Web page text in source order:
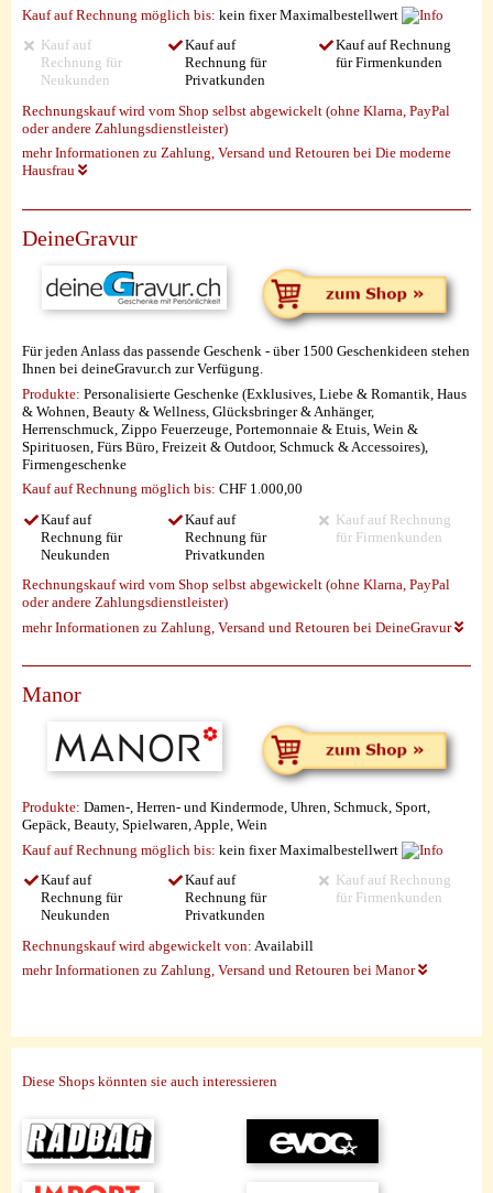
Kauf auf Rechnung möglich bis: kein fixer Maximalbestellwert
Kauf auf
Rechnung für
Neukunden
Kauf auf
Rechnung für
Privatkunden
Kauf auf Rechnung
für Firmenkunden
Rechnungskauf wird vom Shop selbst abgewickelt (ohne Klarna, PayPal
oder andere Zahlungsdienstleister)
mehr Informationen zu Zahlung, Versand und Retouren bei Die moderne
Hausfrau
DeineGravur
Für jeden Anlass das passende Geschenk - über 1500 Geschenkideen stehen
Ihnen bei deineGravur.ch zur Verfügung.
Produkte: Personalisierte Geschenke (Exklusives, Liebe & Romantik, Haus
& Wohnen, Beauty & Wellness, Glücksbringer & Anhänger,
Herrenschmuck, Zippo Feuerzeuge, Portemonnaie & Etuis, Wein &
Spirituosen, Fürs Büro, Freizeit & Outdoor, Schmuck & Accessoires),
Firmengeschenke
Kauf auf Rechnung möglich bis: CHF 1.000,00
Kauf auf
Rechnung für
Neukunden
Kauf auf
Rechnung für
Privatkunden
Kauf auf Rechnung
für Firmenkunden
Rechnungskauf wird vom Shop selbst abgewickelt (ohne Klarna, PayPal
oder andere Zahlungsdienstleister)
mehr Informationen zu Zahlung, Versand und Retouren bei DeineGravur
Manor
Produkte: Damen-, Herren- und Kindermode, Uhren, Schmuck, Sport,
Gepäck, Beauty, Spielwaren, Apple, Wein
Kauf auf Rechnung möglich bis: kein fixer Maximalbestellwert
Kauf auf
Rechnung für
Neukunden
Kauf auf
Rechnung für
Privatkunden
Kauf auf Rechnung
für Firmenkunden
Rechnungskauf wird abgewickelt von: Availabill
mehr Informationen zu Zahlung, Versand und Retouren bei Manor
Diese Shops könnten sie auch interessieren